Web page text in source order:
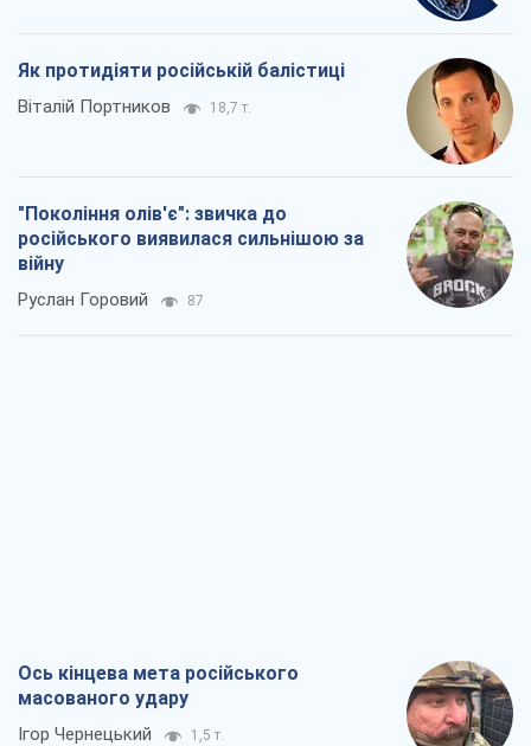
Як протидіяти російській балістиці
Віталій Портников 18,7 т.
"Покоління олів'є": звичка до
російського виявилася сильнішою за
війну
Руслан Горовий 87
Ось кінцева мета російського
масованого удару
Ігор Чернецький 1,5 т.